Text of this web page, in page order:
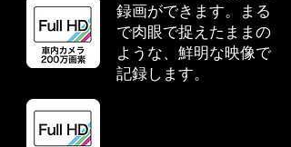
録画ができます。まる
で肉眼で捉えたままの
ような、鮮明な映像で
記録します。